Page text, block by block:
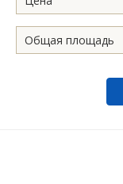
Общая площадь